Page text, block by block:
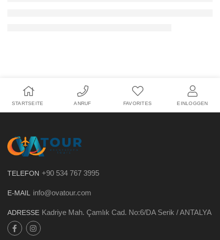
STARTSEITE ANRUF FAVORITES EINLOGGEN
TELEFON +90 534 767 3995
E-MAIL info@ovatour.com
ADRESSE Kadriye Mah. Çamlık Cad. No:6/DA Serik / ANTALYA